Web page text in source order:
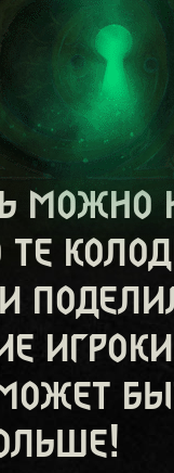
можно
те